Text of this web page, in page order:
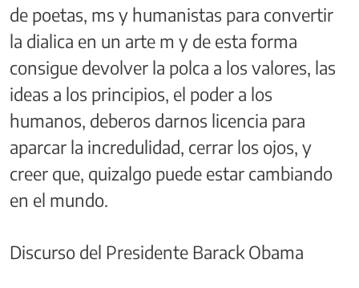
de poetas, ms y humanistas para convertir
la dialica en un arte m y de esta forma
consigue devolver la polca a los valores, las
ideas a los principios, el poder a los
humanos, deberos darnos licencia para
aparcar la incredulidad, cerrar los ojos, y
creer que, quizalgo puede estar cambiando
en el mundo.
Discurso del Presidente Barack Obama